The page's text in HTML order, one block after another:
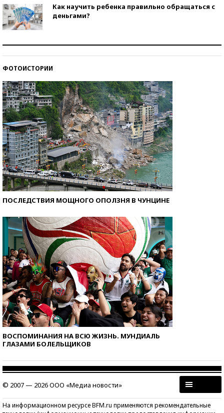
Как научить ребенка правильно обращаться с
деньгами?
ФОТОИСТОРИИ
ПОСЛЕДСТВИЯ МОЩНОГО ОПОЛЗНЯ В ЧУНЦИНЕ
ВОСПОМИНАНИЯ НА ВСЮ ЖИЗНЬ. МУНДИАЛЬ
ГЛАЗАМИ БОЛЕЛЬЩИКОВ
© 2007 — 2026 ООО «Медиа новости»
На информационном ресурсе BFM.ru применяются рекомендательные